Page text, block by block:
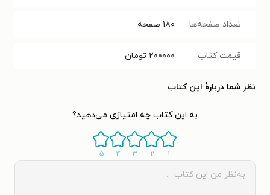
تعداد صفحه‌ها ۱۸۰ صفحه
قیمت کتاب ۲۰۰۰۰۰ تومان
نظر شما دربارهٔ این کتاب
به این کتاب چه امتیازی می‌دهید؟
۱ ۲ ۳ ۴ ۵